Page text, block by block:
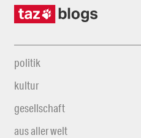
politik
kultur
gesellschaft
aus aller welt